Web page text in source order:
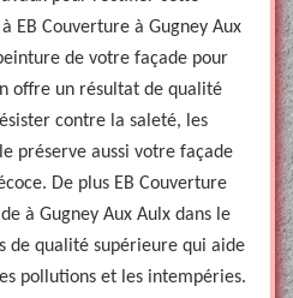
EB Couverture à Gugney Aux
de votre façade pour
offre un résultat de qualité
contre la saleté, les
préserve aussi votre façade
De plus EB Couverture
à Gugney Aux Aulx dans le
de qualité supérieure qui aide
pollutions et les intempéries.